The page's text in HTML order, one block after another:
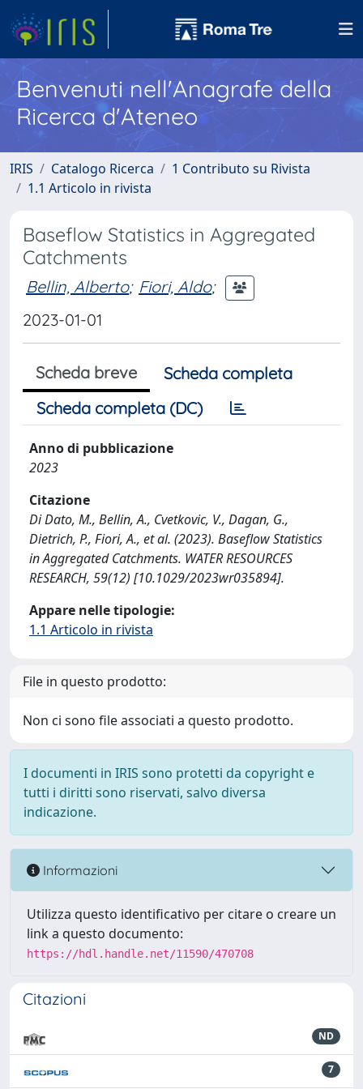
Benvenuti nell'Anagrafe della
Ricerca d'Ateneo
IRIS Catalogo Ricerca
1 Contributo su Rivista
1.1 Articolo in rivista
Baseflow Statistics in Aggregated
Catchments
Bellin, Alberto; Fiori, Aldo;
2023-01-01
Scheda breve
Scheda completa
Scheda completa (DC)
Anno di pubblicazione
2023
Citazione
Di Dato, M., Bellin, A., Cvetkovic, V., Dagan, G.,
Dietrich, P., Fiori, A., et al. (2023). Baseflow Statistics
in Aggregated Catchments. WATER RESOURCES
RESEARCH, 59(12) [10.1029/2023wr035894].
Appare nelle tipologie:
1.1 Articolo in rivista
File in questo prodotto:
Non ci sono file associati a questo prodotto.
I documenti in IRIS sono protetti da copyright e
tutti i diritti sono riservati, salvo diversa
indicazione.
Informazioni
Utilizza questo identificativo per citare o creare un
link a questo documento:
https://hdl.handle.net/11590/470708
Citazioni
ND
7